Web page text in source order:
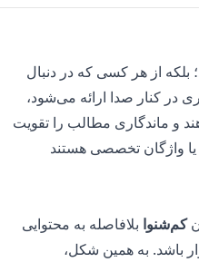
از هر کسی که در دنبال
در کنار صدا ارائه می‌شود،
و ماندگاری مطالب را تقویت
یا واژگان تخصصی هستند
کم‌شنوا بلافاصله به محتوایی
باشد. به همین شکل،